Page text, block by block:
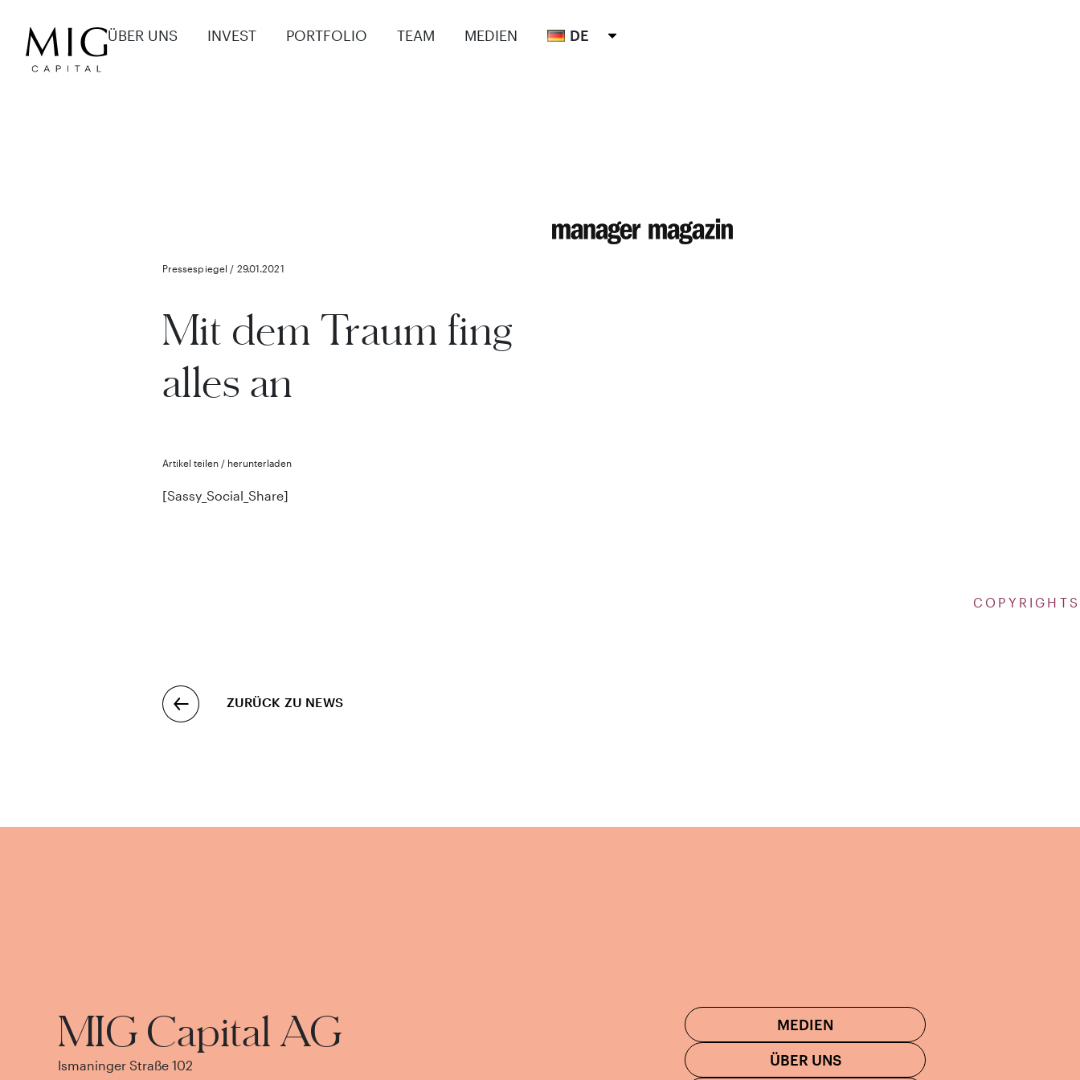
ÜBER UNS INVEST PORTFOLIO TEAM MEDIEN DE
Pressespiegel / 29.01.2021
Mit dem Traum fing
alles an
Artikel teilen / herunterladen
[Sassy_Social_Share]
COPYRIGHTS
ZURÜCK ZU NEWS
MIG Capital AG
Ismaninger Straße 102
MEDIEN
ÜBER UNS